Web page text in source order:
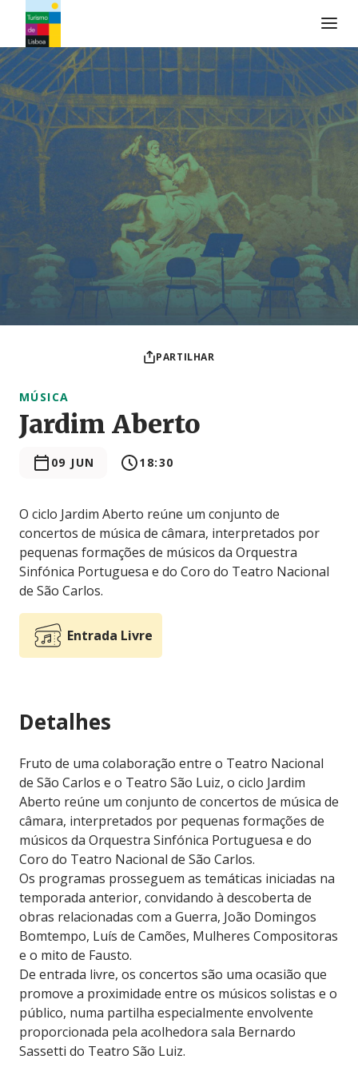
Logo do Turismo de Lisboa
PARTILHAR
MÚSICA
Jardim Aberto
09 JUN 18:30
O ciclo Jardim Aberto reúne um conjunto de
concertos de música de câmara, interpretados por
pequenas formações de músicos da Orquestra
Sinfónica Portuguesa e do Coro do Teatro Nacional
de São Carlos.
Entrada Livre
Detalhes
Fruto de uma colaboração entre o Teatro Nacional
de São Carlos e o Teatro São Luiz, o ciclo Jardim
Aberto reúne um conjunto de concertos de música de
câmara, interpretados por pequenas formações de
músicos da Orquestra Sinfónica Portuguesa e do
Coro do Teatro Nacional de São Carlos.
Os programas prosseguem as temáticas iniciadas na
temporada anterior, convidando à descoberta de
obras relacionadas com a Guerra, João Domingos
Bomtempo, Luís de Camões, Mulheres Compositoras
e o mito de Fausto.
De entrada livre, os concertos são uma ocasião que
promove a proximidade entre os músicos solistas e o
público, numa partilha especialmente envolvente
proporcionada pela acolhedora sala Bernardo
Sassetti do Teatro São Luiz.